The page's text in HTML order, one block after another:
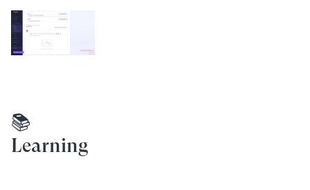
📚
Learning